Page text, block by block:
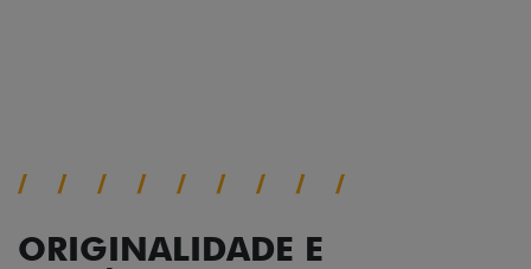
ORIGINALIDADE E